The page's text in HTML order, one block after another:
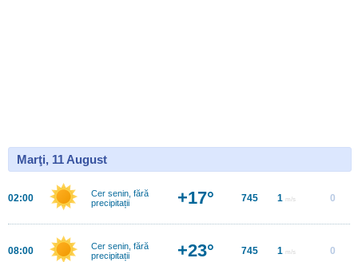
Marţi, 11 August
02:00
Cer senin, fără
precipitații
+17° 745 1 m/s 0
08:00
Cer senin, fără
precipitații
+23° 745 1 m/s 0